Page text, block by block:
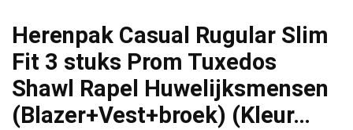
Herenpak Casual Rugular Slim
Fit 3 stuks Prom Tuxedos
Shawl Rapel Huwelijksmensen
(Blazer+Vest+broek) (Kleur…